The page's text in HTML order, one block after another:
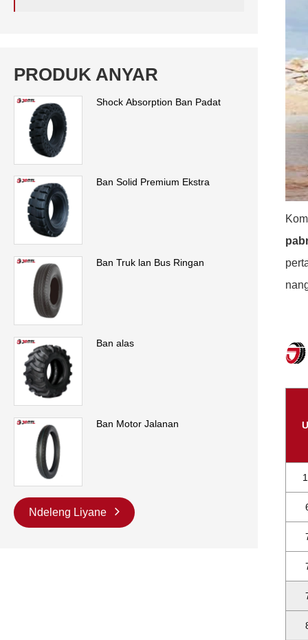
PRODUK ANYAR
Shock Absorption Ban Padat
Ban Solid Premium Ekstra
Ban Truk lan Bus Ringan
Ban alas
Ban Motor Jalanan
Ndeleng Liyane